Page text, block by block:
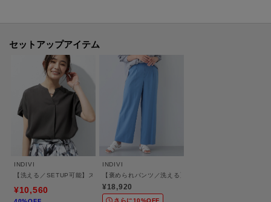
伸縮性：ややあり
生地の厚み：普通
洗濯方法：洗濯機洗い可
【カラーについて】
・ネイビー（093）とネイビー（094）の違いについて
2024年より、ネイビーのカラー品番表記が（094）に変更となりました。カ
ラー自体の違いはございません。
-・-・-・-・-・-・-・-・-・-・-・-・-・-・-・-・-・-・-・-・-・-
■気になるアイテムは『お気に入り登録』がおすすめです！■
セットアップアイテム
INDIVI
【洗える／SETUP可能】スキッパーブラウス
¥10,560
INDIVI
【褒められパンツ／洗える】ウエストゴムワイドタック
¥18,920